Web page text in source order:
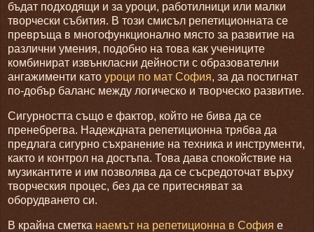
бъдат подходящи и за уроци, работилници или малки
творчески събития. В този смисъл репетиционната се
превръща в многофункционално място за развитие на
различни умения, подобно на това как учениците
комбинират извънкласни дейности с образователни
ангажименти като уроци по мат София, за да постигнат
по-добър баланс между логическо и творческо развитие.
Сигурността също е фактор, който не бива да се
пренебрегва. Надеждната репетиционна трябва да
предлага сигурно съхранение на техника и инструменти,
както и контрол на достъпа. Това дава спокойствие на
музикантите и им позволява да се съсредоточат върху
творческия процес, без да се притесняват за
оборудването си.
В крайна сметка наемът на репетиционна в София е